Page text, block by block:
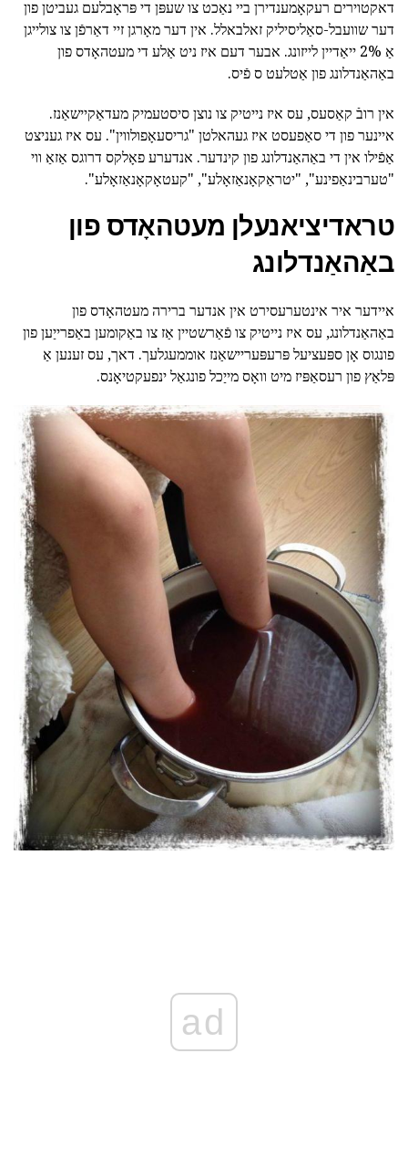
דאקטוירים רעקאָמענדירן ביי נאַכט צו שעפּן די פּראָבלעם געביטן פון
דער שוועבל-סאַליסיליק זאלבאלל. אין דער מאָרגן זיי דאַרפֿן צו צולייגן
אַ 2% ייאַדיין לייזונג. אבער דעם איז ניט אַלע די מעטהאָדס פון
באַהאַנדלונג פון אַטלעט ס פֿיס.
אין רובֿ קאַסעס, עס איז נייטיק צו נוצן סיסטעמיק מעדאַקיישאַנז.
איינער פון די סאַפעסט איז געהאלטן "גריסעאָפולווין". עס איז געניצט
אַפֿילו אין די באַהאַנדלונג פון קינדער. אנדערע פאָלקס דרוגס אַזאַ ווי
"טערבינאַפינע", "יטראַקאָנאַזאָלע", "קעטאָקאָנאַזאָלע".
טראדיציאנעלן מעטהאָדס פון
באַהאַנדלונג
איידער איר אינטערעסירט אין אנדער ברירה מעטהאָדס פון
באַהאַנדלונג, עס איז נייטיק צו פֿאַרשטיין אַז צו באַקומען באַפרייַען פון
פונגוס אָן ספּעציעל פּרעפּעריישאַנז אוממעגלעך. דאך, עס זענען אַ
פּלאַץ פון רעסאַפּיז מיט וואָס מייַכל פונגאַל ינפעקטיאָנס.
ad